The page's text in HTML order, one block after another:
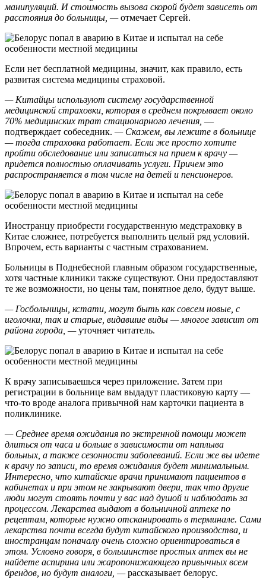
манипуляций. И стоимость вызова скорой будет зависеть от
расстояния до больницы, —отмечает Сергей.
Если нет бесплатной медицины, значит, как правило, есть
развитая система медицины страховой.
— Китайцы используют систему государственной
медицинской страховки, которая в среднем покрывает около
70% медицинских трат стационарного лечения, —
подтверждает собеседник. — Скажем, вы лежите в больнице
— тогда страховка работает. Если же просто хотите
пройти обследование или записаться на прием к врачу —
придется полностью оплачивать услуги. Причем это
распространяется в том числе на детей и пенсионеров.
Иностранцу приобрести государственную медстраховку в
Китае сложнее, потребуется выполнить целый ряд условий.
Впрочем, есть варианты с частным страхованием.
Больницы в Поднебесной главным образом государственные,
хотя частные клиники также существуют. Они предоставляют
те же возможности, но цены там, понятное дело, будут выше.
— Госбольницы, кстати, могут быть как совсем новые, с
иголочки, так и старые, видавшие виды — многое зависит от
района города, —уточняет читатель.
К врачу записываешься через приложение. Затем при
регистрации в больнице вам выдадут пластиковую карту —
что-то вроде аналога привычной нам карточки пациента в
поликлинике.
— Среднее время ожидания по экстренной помощи может
длиться от часа и больше в зависимости от наплыва
больных, а также сезонности заболеваний. Если же вы идете
к врачу по записи, то время ожидания будет минимальным.
Интересно, что китайские врачи принимают пациентов в
кабинетах и при этом не закрывают двери, так что другие
люди могут стоять почти у вас над душой и наблюдать за
процессом. Лекарства выдают в больничной аптеке по
рецептам, которые нужно отсканировать в терминале. Сами
лекарства почти всегда будут китайского производства, и
иностранцам поначалу очень сложно ориентироваться в
этом. Условно говоря, в большинстве простых аптек вы не
найдете аспирина или жаропонижающего привычных всем
брендов, но будут аналоги, —рассказывает белорус.